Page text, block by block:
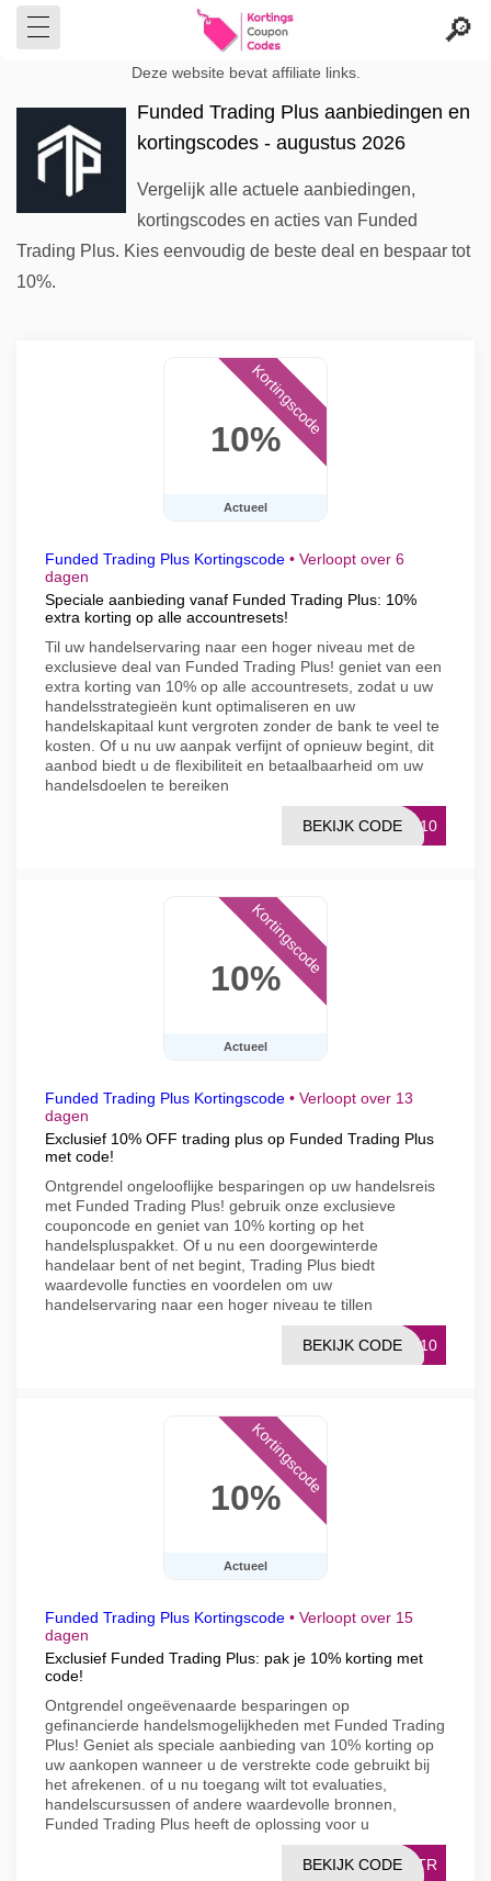
Deze website bevat affiliate links.
Funded Trading Plus aanbiedingen en
kortingscodes - augustus 2026
Vergelijk alle actuele aanbiedingen,
kortingscodes en acties van Funded
Trading Plus. Kies eenvoudig de beste deal en bespaar tot
10%.
10%
Actueel
Kortingscode
Funded Trading Plus Kortingscode • Verloopt over 6
dagen
Speciale aanbieding vanaf Funded Trading Plus: 10%
extra korting op alle accountresets!
Til uw handelservaring naar een hoger niveau met de
exclusieve deal van Funded Trading Plus! geniet van een
extra korting van 10% op alle accountresets, zodat u uw
handelsstrategieën kunt optimaliseren en uw
handelskapitaal kunt vergroten zonder de bank te veel te
kosten. Of u nu uw aanpak verfijnt of opnieuw begint, dit
aanbod biedt u de flexibiliteit en betaalbaarheid om uw
handelsdoelen te bereiken
ST10
BEKIJK CODE
10%
Actueel
Kortingscode
Funded Trading Plus Kortingscode • Verloopt over 13
dagen
Exclusief 10% OFF trading plus op Funded Trading Plus
met code!
Ontgrendel ongelooflijke besparingen op uw handelsreis
met Funded Trading Plus! gebruik onze exclusieve
couponcode en geniet van 10% korting op het
handelspluspakket. Of u nu een doorgewinterde
handelaar bent of net begint, Trading Plus biedt
waardevolle functies en voordelen om uw
handelservaring naar een hoger niveau te tillen
UN10
BEKIJK CODE
10%
Actueel
Kortingscode
Funded Trading Plus Kortingscode • Verloopt over 15
dagen
Exclusief Funded Trading Plus: pak je 10% korting met
code!
Ontgrendel ongeëvenaarde besparingen op
gefinancierde handelsmogelijkheden met Funded Trading
Plus! Geniet als speciale aanbieding van 10% korting op
uw aankopen wanneer u de verstrekte code gebruikt bij
het afrekenen. of u nu toegang wilt tot evaluaties,
handelscursussen of andere waardevolle bronnen,
Funded Trading Plus heeft de oplossing voor u
FTR
BEKIJK CODE